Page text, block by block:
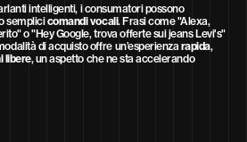
intelligenti, i consumatori possono
semplicicomandi vocali. Frasi come "Alexa,
o "Hey Google, trova offerte sui jeans Levi's"
di acquisto offre un’esperienza rapida,
libere, un aspetto che ne sta accelerando